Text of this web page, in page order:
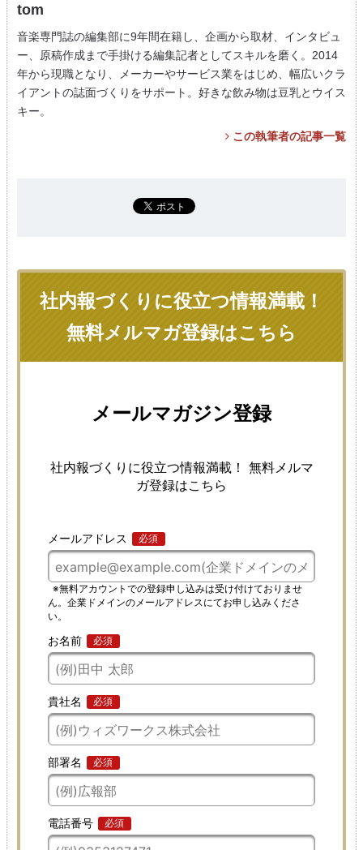
tom
音楽専門誌の編集部に9年間在籍し、企画から取材、インタビュ
ー、原稿作成まで手掛ける編集記者としてスキルを磨く。2014
年から現職となり、メーカーやサービス業をはじめ、幅広いクラ
イアントの誌面づくりをサポート。好きな飲み物は豆乳とウイス
キー。
この執筆者の記事一覧
社内報づくりに役立つ情報満載！
無料メルマガ登録はこちら